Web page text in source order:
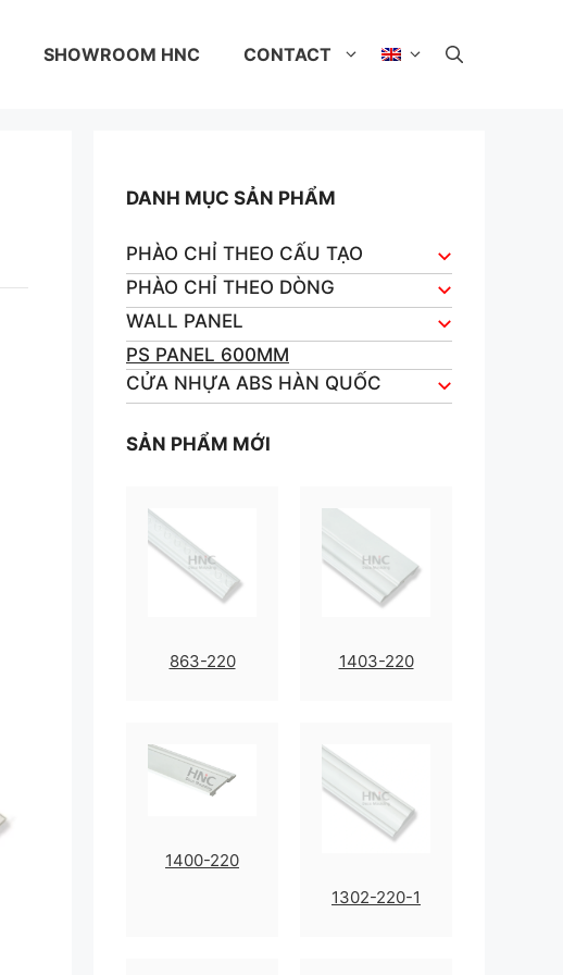
SHOWROOM HNC CONTACT
DANH MỤC SẢN PHẨM
PHÀO CHỈ THEO CẤU TẠO
PHÀO CHỈ THEO DÒNG
WALL PANEL
PS PANEL 600MM
CỬA NHỰA ABS HÀN QUỐC
SẢN PHẨM MỚI
863-220 1403-220
1400-220
1302-220-1